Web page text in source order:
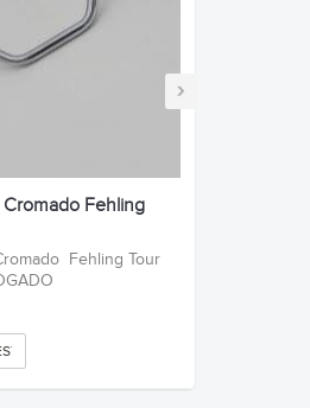
›
Fehling
Fehling Tour